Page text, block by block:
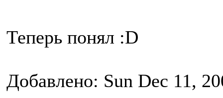
Теперь понял :D
Добавлено: Sun Dec 11,